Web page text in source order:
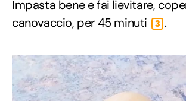
Impasta bene e fai lievitare,
canovaccio, per 45 minuti
3 .